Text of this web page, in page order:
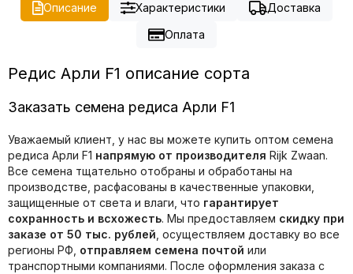
Описание Характеристики
Доставка
Оплата
Редис Арли F1 описание сорта
Заказать семена редиса Арли F1
Уважаемый клиент, у нас вы можете купить оптом семена
редиса Арли F1 напрямую от производителя Rijk Zwaan.
Все семена тщательно отобраны и обработаны на
производстве, расфасованы в качественные упаковки,
защищенные от света и влаги, что гарантирует
сохранность и всхожесть. Мы предоставляем скидку при
заказе от 50 тыс. рублей , осуществляем доставку во все
регионы РФ, отправляем семена почтой или
транспортными компаниями. После оформления заказа с